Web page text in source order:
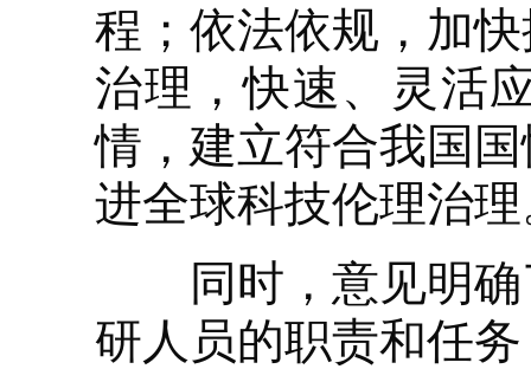
程；依法依规，加
治理，快速、灵活
情，建立符合我国
进全球科技伦理治
同时，意见明确
研人员的职责和任